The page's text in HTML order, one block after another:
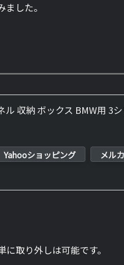
した。
収納 ボックス BMW用 3
Yahooショッピング メル
取り外しは可能です。